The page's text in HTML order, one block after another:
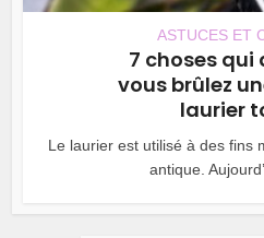
ASTUCES ET
7 choses qui
vous brûlez
laurier
Le laurier est utilisé à des fins
antique.